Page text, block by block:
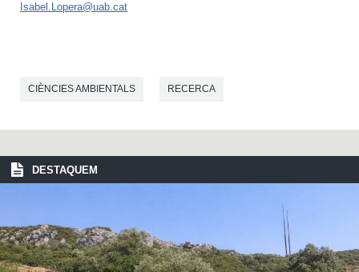
Isabel.Lopera@uab.cat
CIÈNCIES AMBIENTALS RECERCA
DESTAQUEM